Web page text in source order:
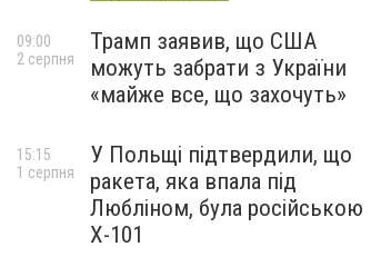
Трамп заявив, що США
можуть забрати з України
«майже все, що захочуть»
09:00
2 серпня
У Польщі підтвердили, що
ракета, яка впала під
Любліном, була російською
Х-101
15:15
1 серпня